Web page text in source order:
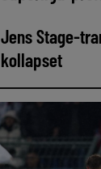
Jens Stage-
kollapset